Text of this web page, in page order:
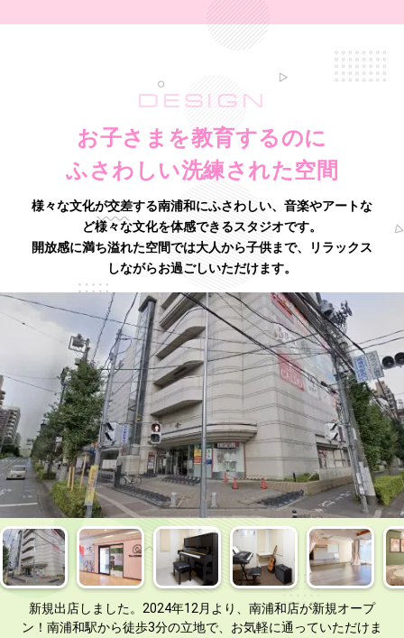
DESIGN
お子さまを教育するのに
ふさわしい洗練された空間
様々な文化が交差する南浦和にふさわしい、音楽やアートな
ど様々な文化を体感できるスタジオです。
開放感に満ち溢れた空間では大人から子供まで、リラックス
しながらお過ごしいただけます。
新規出店しました。2024年12月より、南浦和店が新規オープ
ン！南浦和駅から徒歩3分の立地で、お気軽に通っていただけま